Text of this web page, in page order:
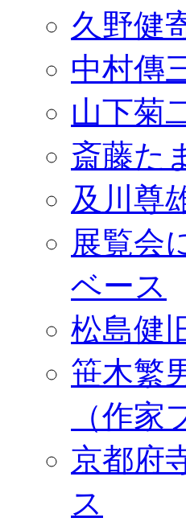
久野健
中村傳
山下菊
斎藤た
及川尊
展覧会
ベース
松島健
笹木繁
（作家
京都府
ス